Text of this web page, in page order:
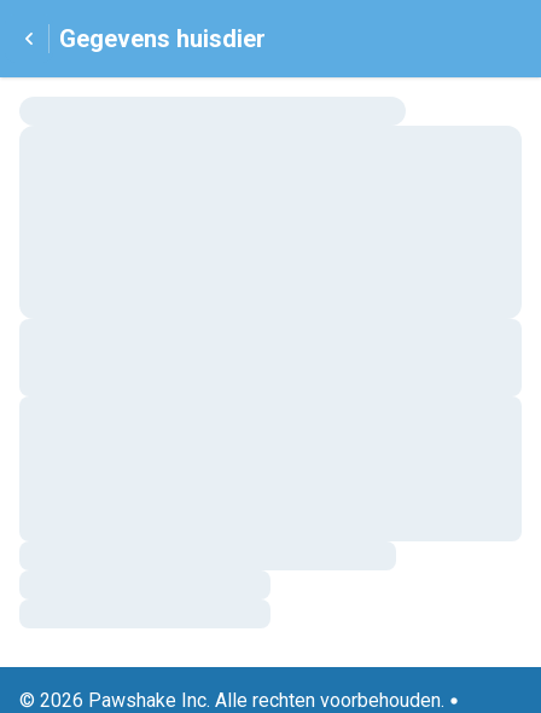
Gegevens huisdier
© 2026 Pawshake Inc. Alle rechten voorbehouden.